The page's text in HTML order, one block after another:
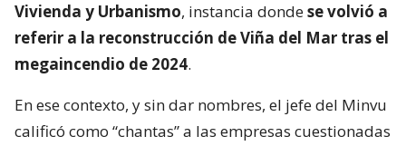
Vivienda y Urbanismo, instancia dondese volvió a
referir a la reconstrucción de Viña del Mar tras el
megaincendio de 2024.
En ese contexto, y sin dar nombres, el jefe del Minvu
calificó como “chantas” a las empresas cuestionadas